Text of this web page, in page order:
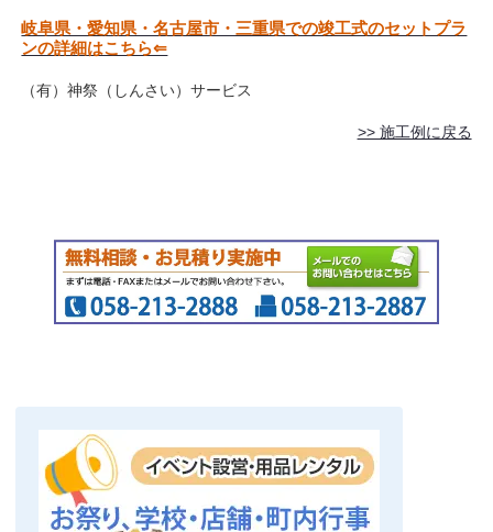
岐阜県・愛知県・名古屋市・三重県での竣工式のセットプラ
ンの詳細はこちら⇐
（有）神祭（しんさい）サービス
>> 施工例に戻る